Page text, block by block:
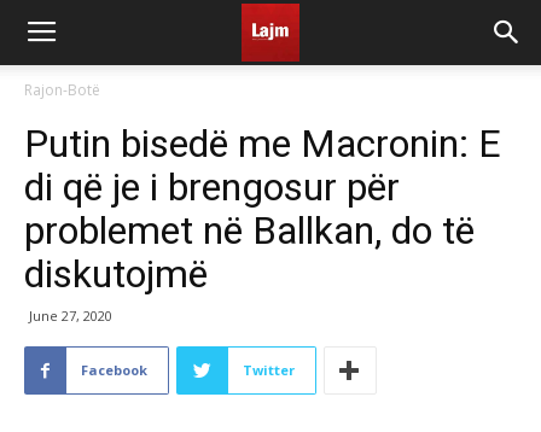
Rajon-Botë
Putin bisedë me Macronin: E
di që je i brengosur për
problemet në Ballkan, do të
diskutojmë
June 27, 2020
Facebook Twitter